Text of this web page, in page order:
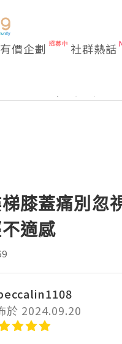
價企劃 社群熱話
膝蓋痛別忽
適感
於 2024.09.20